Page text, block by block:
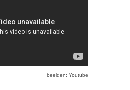
beelden: Youtube